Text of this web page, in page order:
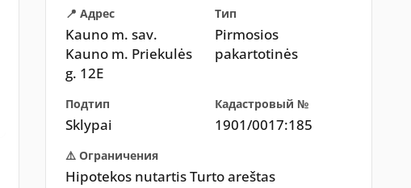
📍 Адрес
Kauno m. sav.
Kauno m. Priekulės
g. 12E
Тип
Pirmosios
pakartotinės
Подтип
Sklypai
Кадастровый №
1901/0017:185
⚠️ Ограничения
Hipotekos nutartis Turto areštas